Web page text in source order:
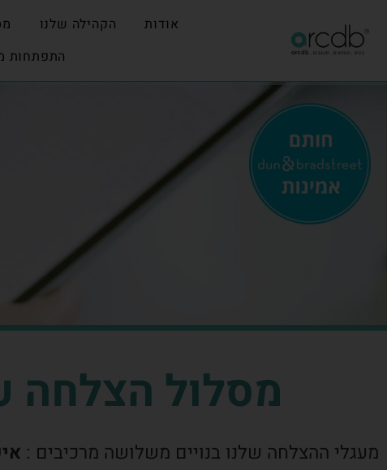
אודות הקהילה שלנו
התפתחות
מסלול הצלחה
מעגלי ההצלחה שלנו בנויים משלושה מרכיבים :